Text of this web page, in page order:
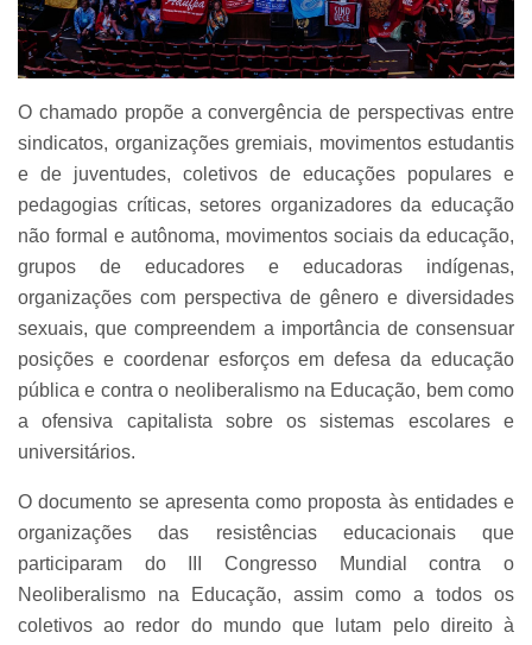
O chamado propõe a convergência de perspectivas entre
sindicatos, organizações gremiais, movimentos estudantis
e de juventudes, coletivos de educações populares e
pedagogias críticas, setores organizadores da educação
não formal e autônoma, movimentos sociais da educação,
grupos de educadores e educadoras indígenas,
organizações com perspectiva de gênero e diversidades
sexuais, que compreendem a importância de consensuar
posições e coordenar esforços em defesa da educação
pública e contra o neoliberalismo na Educação, bem como
a ofensiva capitalista sobre os sistemas escolares e
universitários.
O documento se apresenta como proposta às entidades e
organizações das resistências educacionais que
participaram do III Congresso Mundial contra o
Neoliberalismo na Educação, assim como a todos os
coletivos ao redor do mundo que lutam pelo direito à